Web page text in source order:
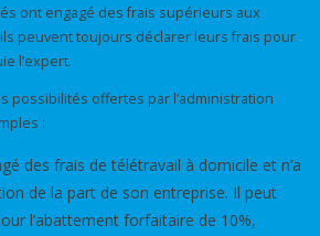
ont engagé des frais supérieurs aux
peuvent toujours déclarer leurs frais pour
l’expert.
possibilités offertes par l’administration
:
des frais de télétravail à domicile et n’a
de la part de son entreprise. Il peut
l’abattement forfaitaire de 10%,